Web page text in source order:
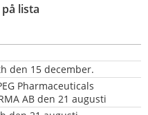
lista
den 15 december.
Pharmaceuticals
AB den 21 augusti